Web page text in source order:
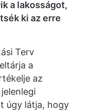
a lakosságot,
ki az erre
Terv
a
az
úgy látja, hogy